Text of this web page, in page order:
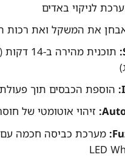
לניקוי באדים
את המשקל ואת רכות
תוכנית מהירה ב-
הוספת הכבסים תוך פעולת
זיהוי אוטומטי של חוסר
מערכת כביסה חכמה עם
LED